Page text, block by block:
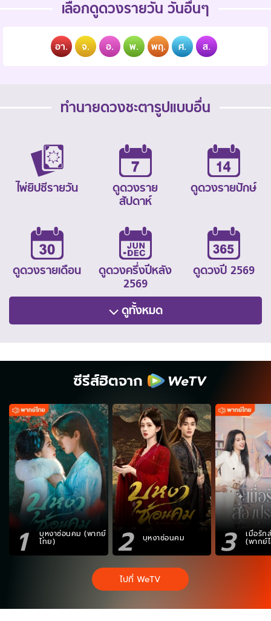
เลือกดูดวงรายวัน วันอื่นๆ
อา. จ. อ. พ. พฤ. ศ. ส.
ทำนายดวงชะตารูปแบบอื่น
ไพ่ยิปซีรายวัน
ดูดวงราย
สัปดาห์
ดูดวงรายปักษ์
ดูดวงรายเดือน
ดูดวงครึ่งปีหลัง
2569
ดูดวงปี 2569
ดูทั้งหมด
ซีรีส์ฮิตจาก
1 บุหงาซ่อนคม (พากย์
ไทย) 2 บุหงาซ่อนคม 3 เมื่อรัก
(พากย์
ไปที่ WeTV